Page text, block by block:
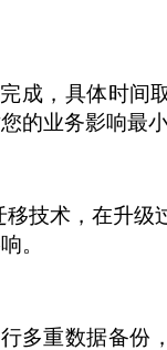
成，具体时间
的业务影响最
技术，在升级
。
多重数据备份